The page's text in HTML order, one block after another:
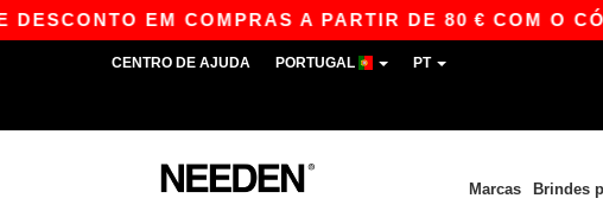
EM COMPRAS A PARTIR DE 80 € COM O
CENTRO DE AJUDA PORTUGAL PT
Marcas Brindes